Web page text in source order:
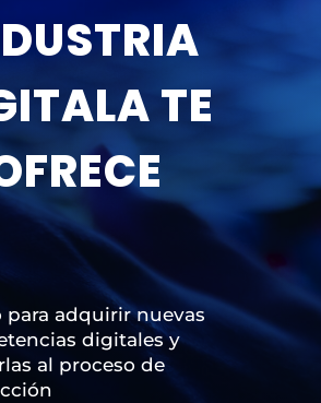
TE
para adquirir nuevas
digitales y
al proceso de